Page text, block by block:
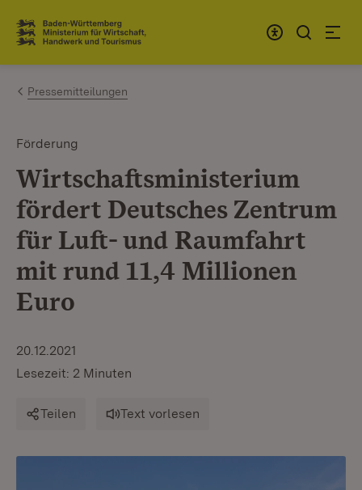
Zum Inhalt springen
Link zur Startseite
Pressemitteilungen
Förderung
Wirtschaftsministerium
fördert Deutsches Zentrum
für Luft- und Raumfahrt
mit rund 11,4 Millionen
Euro
20.12.2021
Lesezeit: 2 Minuten
Teilen Text vorlesen